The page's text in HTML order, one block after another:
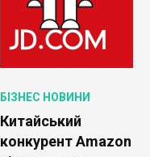
БІЗНЕС НОВИНИ
Китайський
конкурент Amazon